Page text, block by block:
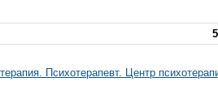
Психотерапевт. Центр